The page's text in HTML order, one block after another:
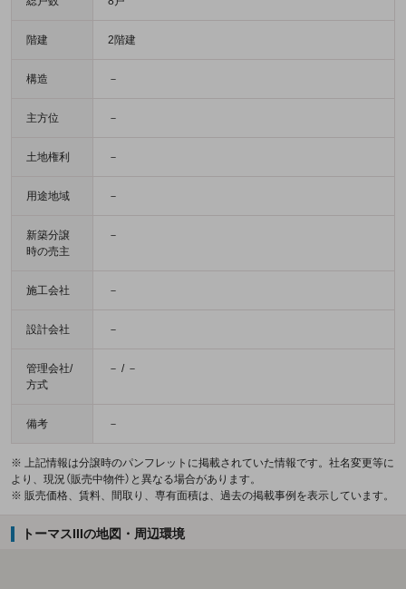
階建 2階建
構造 －
主方位 －
土地権利 －
用途地域 －
新築分譲
時の売主
－
施工会社 －
設計会社 －
管理会社/
方式
－ / －
備考 －
※ 上記情報は分譲時のパンフレットに掲載されていた情報です。社名変更等に
より、現況（販売中物件）と異なる場合があります。
※ 販売価格、賃料、間取り、専有面積は、過去の掲載事例を表示しています。
トーマスIIIの地図・周辺環境